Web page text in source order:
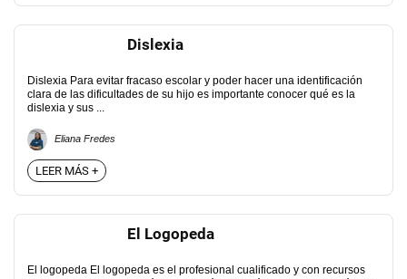
Dislexia
Dislexia Para evitar fracaso escolar y poder hacer una identificación
clara de las dificultades de su hijo es importante conocer qué es la
dislexia y sus ...
Eliana Fredes
LEER MÁS +
El Logopeda
El logopeda El logopeda es el profesional cualificado y con recursos